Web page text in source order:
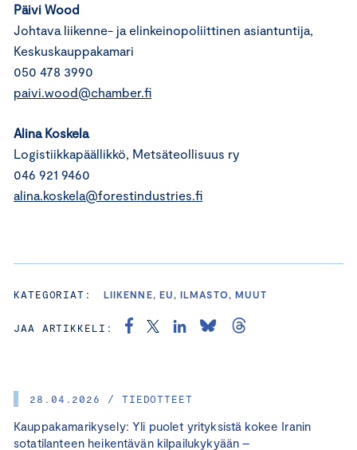
28.04.2026 / TIEDOTTEET
Kauppakamarikysely: Yli puolet yrityksistä kokee Iranin
sotatilanteen heikentävän kilpailukykyään –
Päivi Wood
Johtava liikenne- ja elinkeinopoliittinen asiantuntija,
Keskuskauppakamari
050 478 3990
paivi.wood@chamber.fi
Alina Koskela
Logistiikkapäällikkö, Metsäteollisuus ry
046 921 9460
alina.koskela@forestindustries.fi
KATEGORIAT: LIIKENNE, EU, ILMASTO, MUUT
JAA ARTIKKELI: